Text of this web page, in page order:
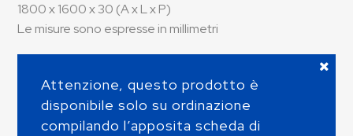
1800 x 1600 x 30 (A x L x P)
Le misure sono espresse in millimetri
Attenzione, questo prodotto è
disponibile solo su ordinazione
compilando l’apposita scheda di